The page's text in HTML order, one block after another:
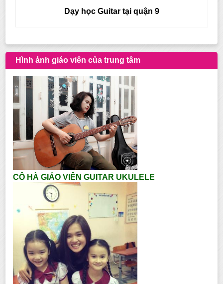
Dạy học Guitar tại quận 9
Hình ảnh giáo viên của trung tâm
CÔ HÀ GIÁO VIÊN GUITAR UKULELE